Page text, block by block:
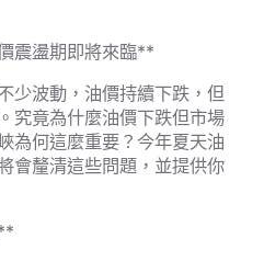
震盪期即將來臨**
少波動，油價持續下跌，但
究竟為什麼油價下跌但市場
為何這麼重要？今年夏天油
會釐清這些問題，並提供你